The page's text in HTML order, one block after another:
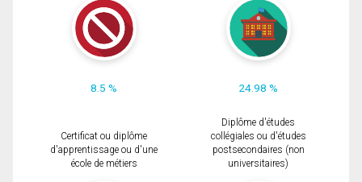
8.5 % 24.98 %
Certificat ou diplôme
d'apprentissage ou d'une
école de métiers
Diplôme d'études
collégiales ou d'études
postsecondaires (non
universitaires)